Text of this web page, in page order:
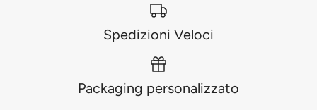
Spedizioni Veloci
Packaging personalizzato